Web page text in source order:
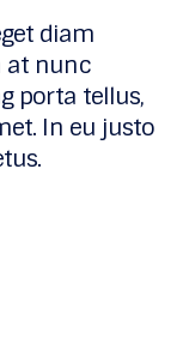
diam
at nunc
porta tellus,
In eu justo